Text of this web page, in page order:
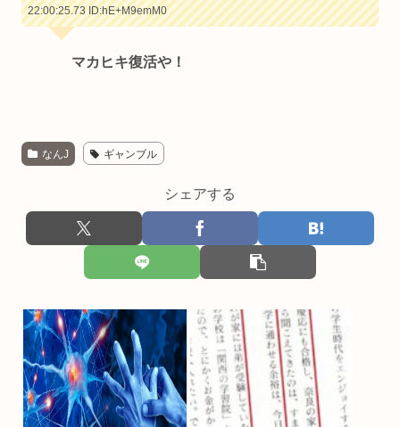
22:00:25.73ID:hE+M9emM0
マカヒキ復活や！
なんJ ギャンブル
シェアする